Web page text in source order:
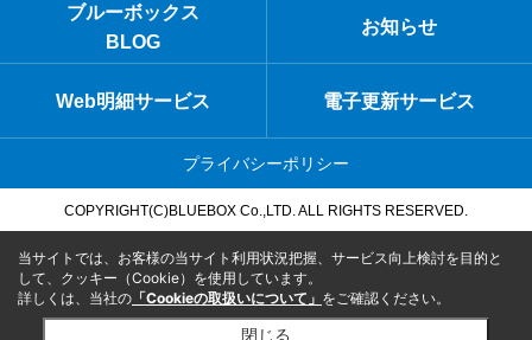
ブルーボックス
BLOG
お知らせ
Web明細サービス 電子更新サービス
プライバシーポリシー
COPYRIGHT(C)BLUEBOX Co.,LTD. ALL RIGHTS RESERVED.
当サイトでは、お客様の当サイト利用状況把握、サービス向上検討を目的と
して、クッキー（Cookie）を使用しています。
詳しくは、当社の 「Cookieの取扱いについて」 をご確認ください。
閉じる